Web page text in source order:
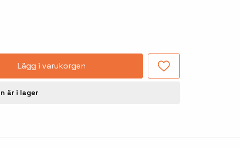
etiketter
färgband
WMS - Lagersystem
Seagull Scientific
Lägg i varukorgen
är i lager